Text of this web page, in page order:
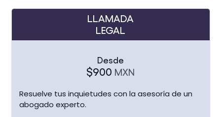
LLAMADA
LEGAL
Desde
$900 MXN
Resuelve tus inquietudes con la asesoría de un
abogado experto.